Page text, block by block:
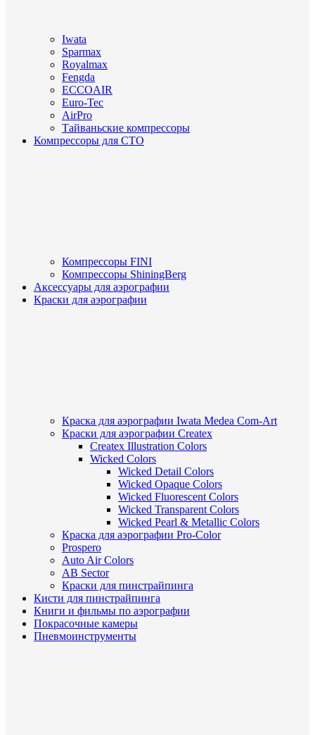
Iwata
Sparmax
Royalmax
Fengda
ECCOAIR
Euro-Tec
AirPro
Тайваньские компрессоры
Компрессоры для СТО
Компрессоры FINI
Компрессоры ShiningBerg
Аксессуары для аэрографии
Краски для аэрографии
Краска для аэрографии Iwata Medea Com-Art
Краски для аэрографии Createx
Createx Illustration Colors
Wicked Colors
Wicked Detail Colors
Wicked Opaque Colors
Wicked Fluorescent Colors
Wicked Transparent Colors
Wicked Pearl & Metallic Colors
Краска для аэрографии Pro-Color
Prospero
Auto Air Colors
AB Sector
Краски для пинстрайпинга
Кисти для пинстрайпинга
Книги и фильмы по аэрографии
Покрасочные камеры
Пневмоинструменты